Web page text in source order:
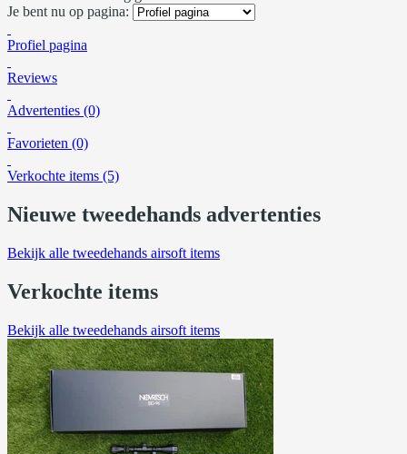
Je bent nu op pagina:
Profiel pagina
Reviews
Advertenties (0)
Favorieten (0)
Verkochte items (5)
Nieuwe tweedehands advertenties
Bekijk alle tweedehands airsoft items
Verkochte items
Bekijk alle tweedehands airsoft items